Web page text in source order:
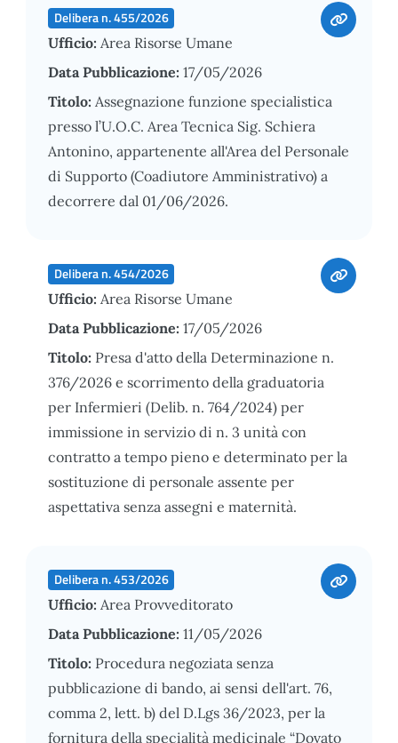
Delibera n. 455/2026
Ufficio: Area Risorse Umane
Data Pubblicazione: 17/05/2026
Titolo: Assegnazione funzione specialistica
presso l’U.O.C. Area Tecnica Sig. Schiera
Antonino, appartenente all'Area del Personale
di Supporto (Coadiutore Amministrativo) a
decorrere dal 01/06/2026.
Delibera n. 454/2026
Ufficio: Area Risorse Umane
Data Pubblicazione: 17/05/2026
Titolo: Presa d'atto della Determinazione n.
376/2026 e scorrimento della graduatoria
per Infermieri (Delib. n. 764/2024) per
immissione in servizio di n. 3 unità con
contratto a tempo pieno e determinato per la
sostituzione di personale assente per
aspettativa senza assegni e maternità.
Delibera n. 453/2026
Ufficio: Area Provveditorato
Data Pubblicazione: 11/05/2026
Titolo: Procedura negoziata senza
pubblicazione di bando, ai sensi dell'art. 76,
comma 2, lett. b) del D.Lgs 36/2023, per la
fornitura della specialità medicinale “Dovato